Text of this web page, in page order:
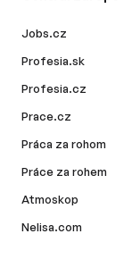
Jobs.cz
Profesia.sk
Profesia.cz
Prace.cz
Práca za rohom
Práce za rohem
Atmoskop
Nelisa.com